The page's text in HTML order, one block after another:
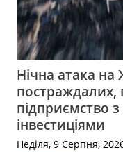
Нічна атака
підприємство
інвестиціями
Неділя, 9 Серпня,